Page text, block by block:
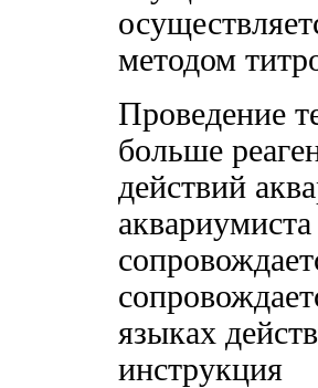
методом
Проведение
больше
действий
языках
инструкция